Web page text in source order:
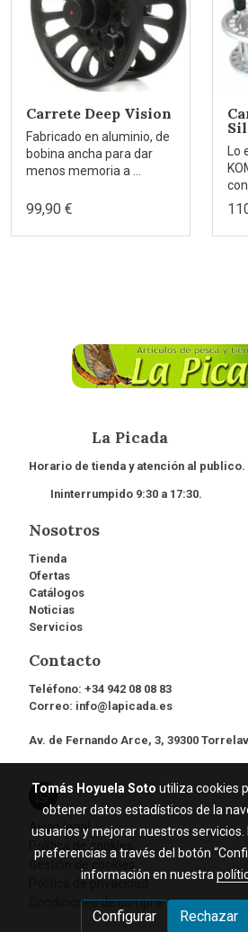
Carrete Deep Vision
Fabricado en aluminio, de
bobina ancha para dar
menos memoria a ...
99,90 €
La Picada
Horario de tienda y atención al publico.
Ininterrumpido 9:30 a 17:30.
Nosotros
Tienda
Ofertas
Catálogos
Noticias
Servicios
Contacto
Teléfono: +34 942 08 08 83
Correo: info@lapicada.es
Av. de Fernando Arce, 3, 39300
Aviso legal
Política de cookies
Gestión de cookies
Política de privacidad
Condiciones de compra
Tomás Hoyuela Soto utiliza cookies
obtener datos estadísticos de la
usuarios y mejorar nuestros
preferencias a través del botón
información en nuestra
Configurar Rechazar